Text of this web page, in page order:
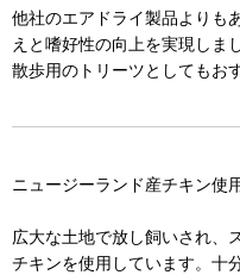
他社のエアドライ製品よりも
えと嗜好性の向上を実現しま
散歩用のトリーツとしてもお
ニュージーランド産チキン使
広大な土地で放し飼いされ、
チキンを使用しています。十